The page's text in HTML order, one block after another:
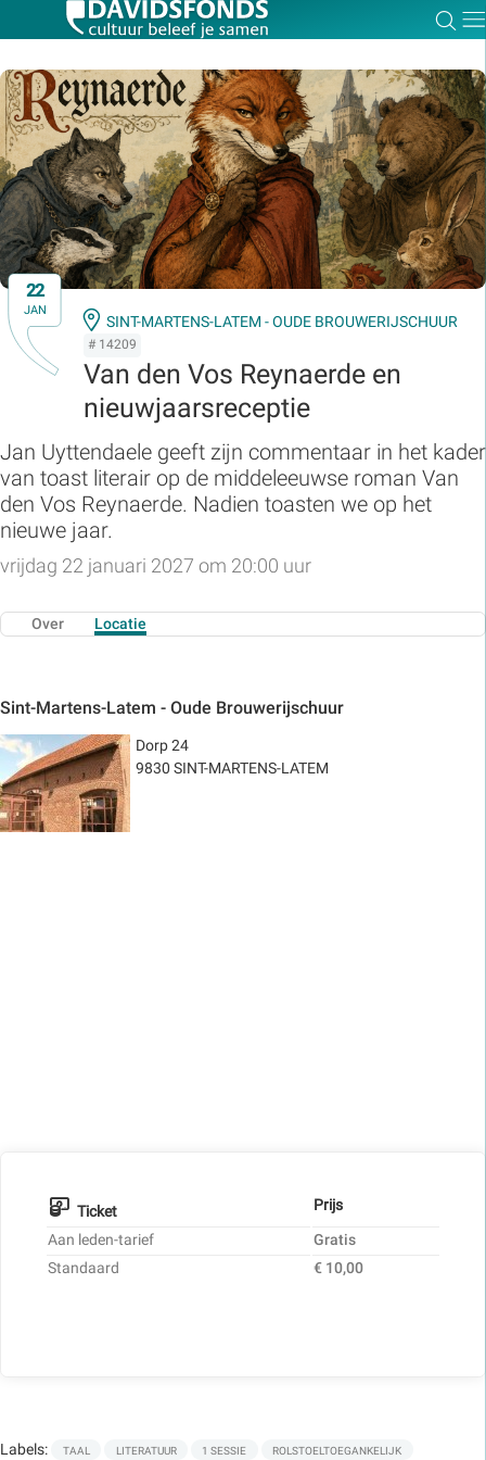
22
JAN
SINT-MARTENS-LATEM - OUDE BROUWERIJSCHUUR
# 14209
Van den Vos Reynaerde en
nieuwjaarsreceptie
Jan Uyttendaele geeft zijn commentaar in het kader
van toast literair op de middeleeuwse roman Van
den Vos Reynaerde. Nadien toasten we op het
nieuwe jaar.
vrijdag 22 januari 2027 om 20:00 uur
Over Locatie
Sint-Martens-Latem - Oude Brouwerijschuur
Dorp 24
9830 SINT-MARTENS-LATEM
Ticket
Prijs
Aan leden-tarief
Gratis
Standaard
€ 10,00
Labels: TAAL LITERATUUR 1 SESSIE ROLSTOELTOEGANKELIJK
Zoek:
Zoeken